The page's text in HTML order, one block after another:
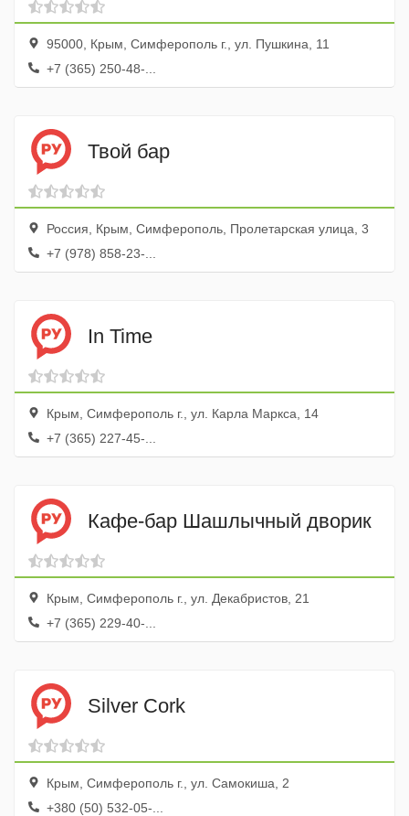
95000, Крым, Симферополь г., ул. Пушкина, 11
+7 (365) 250-48-...
Твой бар
Россия, Крым, Симферополь, Пролетарская улица, 3
+7 (978) 858-23-...
In Time
Крым, Симферополь г., ул. Карла Маркса, 14
+7 (365) 227-45-...
Кафе-бар Шашлычный дворик
Крым, Симферополь г., ул. Декабристов, 21
+7 (365) 229-40-...
Silver Cork
Крым, Симферополь г., ул. Самокиша, 2
+380 (50) 532-05-...